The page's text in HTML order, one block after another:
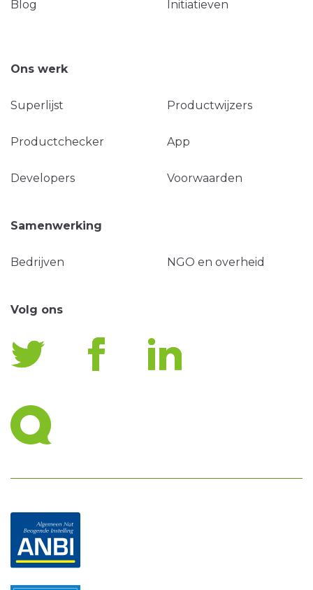
Blog Initiatieven
Ons werk
Superlijst Productwijzers
Productchecker App
Developers Voorwaarden
Samenwerking
Bedrijven NGO en overheid
Volg ons